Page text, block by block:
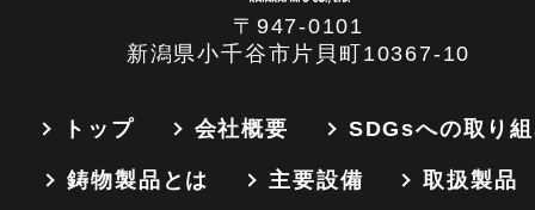
〒947-0101
新潟県小千谷市片貝町10367-10
トップ 会社概要 SDGsへの取り
鋳物製品とは 主要設備 取扱製品